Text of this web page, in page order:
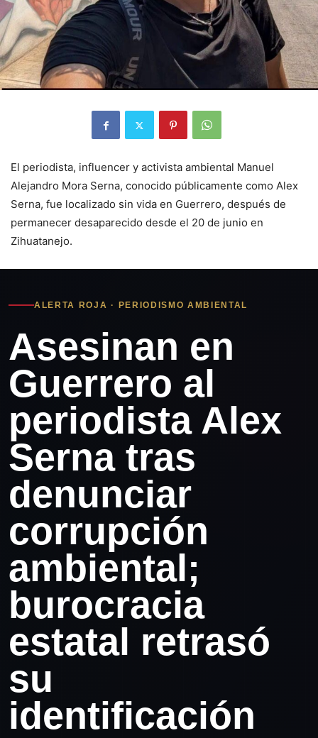
El periodista, influencer y activista ambiental Manuel
Alejandro Mora Serna, conocido públicamente como Alex
Serna, fue localizado sin vida en Guerrero, después de
permanecer desaparecido desde el 20 de junio en
Zihuatanejo.
ALERTA ROJA · PERIODISMO AMBIENTAL
Asesinan en
Guerrero al
periodista Alex
Serna tras
denunciar
corrupción
ambiental;
burocracia
estatal retrasó
su
identificación